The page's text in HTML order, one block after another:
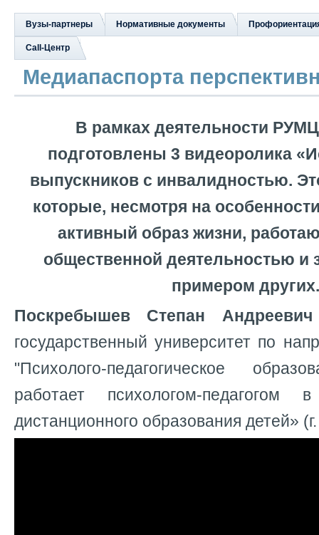
Вузы-партнеры Нормативные документы
Сall-Центр
Медиапаспорта
В рамках деятельности
подготовлены 3 видеоролика
выпускников с инвалидностью.
которые, несмотря на
активный образ жизни,
общественной деятельностью и
примером других.
Поскребышев Степан Андреевич
государственный университет по
"Психолого-педагогическое
работает психологом-
дистанционного образования детей»